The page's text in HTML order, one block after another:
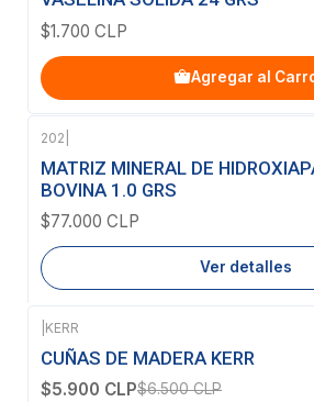
$1.700 CLP
Agregar al
Agotado
202
MATRIZ MINERAL DE
BOVINA 1.0 GRS
$77.000 CLP
Ver detalles
-9% OFF
KERR
CUÑAS DE MADERA KERR
$5.900 CLP$6.500 CLP